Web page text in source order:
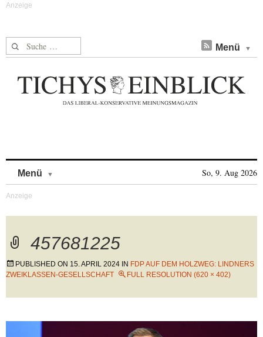
Suche nach: Menü
Menü So, 9. Aug 2026
457681225
PUBLISHED ON 15. APRIL 2024 IN FDP AUF DEM HOLZWEG: LINDNERS
ZWEIKLASSEN-GESELLSCHAFT
FULL RESOLUTION (620 × 402)